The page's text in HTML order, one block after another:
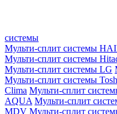
системы
Мульти-сплит системы
Мульти-сплит системы
Мульти-сплит системы LG
Мульти-сплит системы
Clima Мульти-сплит
AQUA Мульти-сплит
MDV Мульти-сплит